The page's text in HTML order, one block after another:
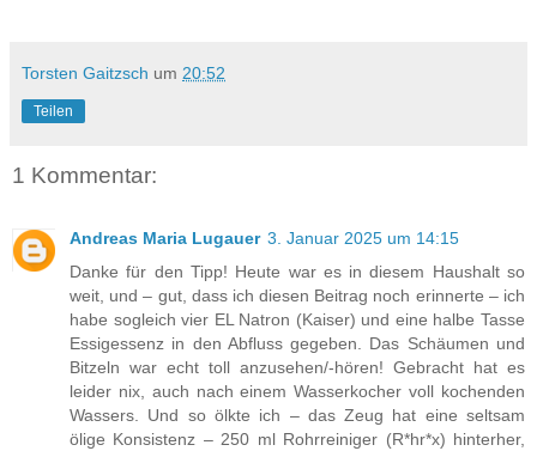
Torsten Gaitzsch um 20:52
Teilen
1 Kommentar:
Andreas Maria Lugauer 3. Januar 2025 um 14:15
Danke für den Tipp! Heute war es in diesem Haushalt so
weit, und – gut, dass ich diesen Beitrag noch erinnerte – ich
habe sogleich vier EL Natron (Kaiser) und eine halbe Tasse
Essigessenz in den Abfluss gegeben. Das Schäumen und
Bitzeln war echt toll anzusehen/-hören! Gebracht hat es
leider nix, auch nach einem Wasserkocher voll kochenden
Wassers. Und so ölkte ich – das Zeug hat eine seltsam
ölige Konsistenz – 250 ml Rohrreiniger (R*hr*x) hinterher,